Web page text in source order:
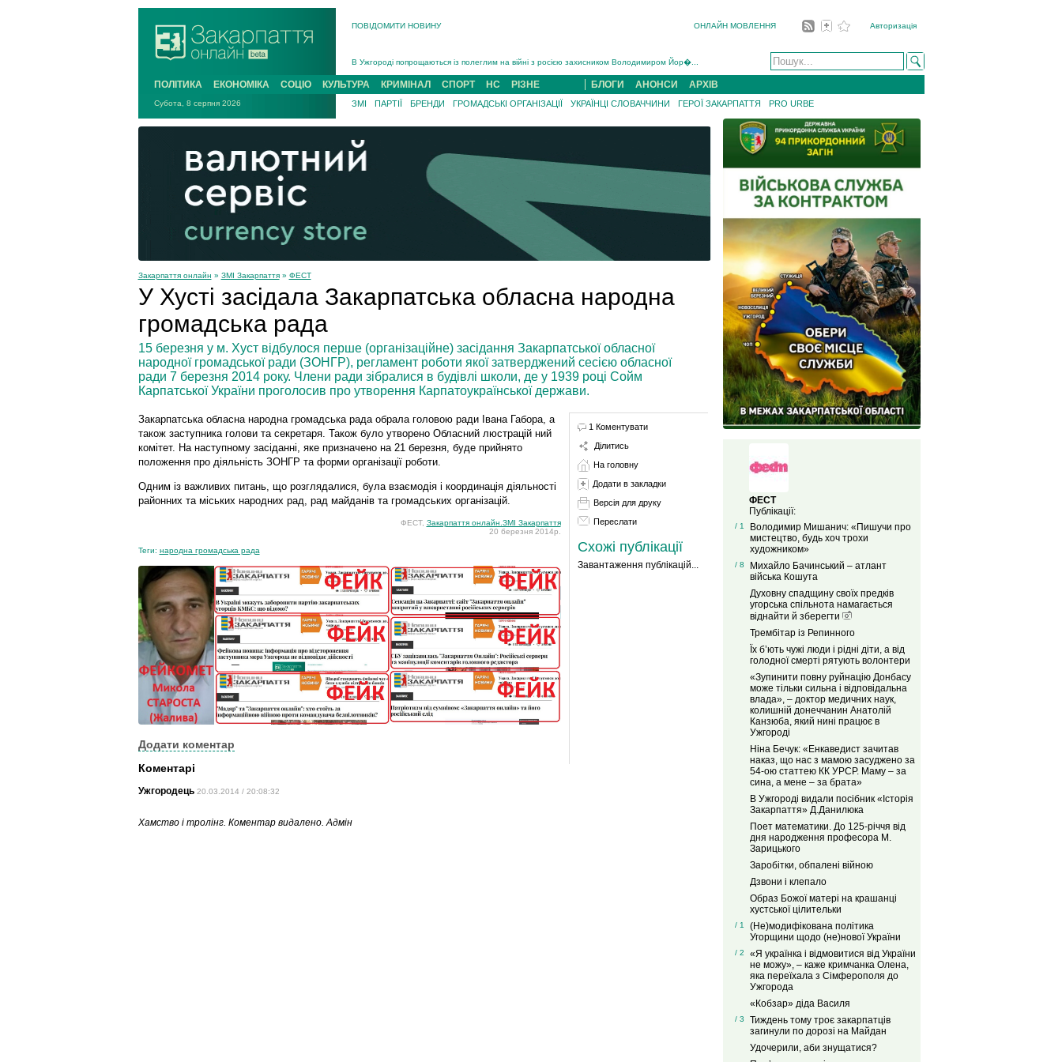
ПОВІДОМИТИ НОВИНУ ОНЛАЙН МОВЛЕННЯ Авторизація
В Ужгороді попрощаються із полеглим на війні з росією захисником Володимиром Йор�...
В Ужгороді 5 серпня попрощаються із захисником Богданом Югасом, який два роки �...
Підтвердили загибель захисника із Нанкова на Хустщині Юліана Гербея (ФОТО)[/gree...
На війні з рф поліг військовий з Виноградова Ігнат Роздяловський (ФОТО)...
На Хустщині внаслідок ДТП за участі трьох авто постраждали 13 людей (ФОТО)...
Інструктора районного ТЦК на Закарпатті судитимуть за обвинувачен...
ПОЛІТИКА ЕКОНОМІКА СОЦІО КУЛЬТУРА КРИМІНАЛ СПОРТ НС РІЗНЕ БЛОГИ АНОНСИ АРХІВ
Субота, 8 серпня 2026 ЗМІ ПАРТІЇ БРЕНДИ ГРОМАДСЬКІ ОРГАНІЗАЦІЇ УКРАЇНЦІ СЛОВАЧЧИНИ ГЕРОЇ ЗАКАРПАТТЯ PRO URBE
Закарпаття онлайн » ЗМІ Закарпаття» ФЕСТ
У Хусті засідала Закарпатська обласна народна
громадська рада
15 березня у м. Хуст відбулося перше (організаційне) засідання Закарпатської обласної
народної громадської ради (ЗОНГР), регламент роботи якої затверджений сесією обласної
ради 7 березня 2014 року. Члени ради зібралися в будівлі школи, де у 1939 році Сойм
Карпатської України проголосив про утворення Карпатоукраїнської держави.
Закарпатська обласна народна громадська рада обрала головою ради Івана Габора, а
також заступника голови та секретаря. Також було утворено Обласний люстрацій ний
комітет. На наступному засіданні, яке призначено на 21 березня, буде прийнято
положення про діяльність ЗОНГР та форми організації роботи.
Одним із важливих питань, що розглядалися, була взаємодія і координація діяльності
районних та міських народних рад, рад майданів та громадських організацій.
ФЕСТ, Закарпаття онлайн.ЗМІ Закарпаття
20 березня 2014р.
Теги: народна громадська рада
Додати коментар
Коментарі
Ужгородець 20.03.2014 / 20:08:32
Хамство і тролінг. Коментар видалено. Адмін
1 Коментувати
Ділитись
На головну
Додати в закладки
Версія для друку
Переслати
Схожі публікації
Завантаження публікацій...
ФЕСТ
Публікації:
/ 1
Володимир Мишанич: «Пишучи про
мистецтво, будь хоч трохи
художником»
/ 8
Михайло Бачинський – атлант
війська Кошута
Духовну спадщину своїх предків
угорська спільнота намагається
віднайти й зберегти
Трембітар із Репинного
Їх б’ють чужі люди і рідні діти, а від
голодної смерті рятують волонтери
«Зупинити повну руйнацію Донбасу
може тільки сильна і відповідальна
влада», – доктор медичних наук,
колишній донеччанин Анатолій
Канзюба, який нині працює в
Ужгороді
Ніна Бечук: «Енкаведист зачитав
наказ, що нас з мамою засуджено за
54-ою статтею КК УРСР. Маму – за
сина, а мене – за брата»
В Ужгороді видали посібник «Історія
Закарпаття» Д.Данилюка
Поет математики. До 125-річчя від
дня народження професора М.
Зарицького
Заробітки, обпалені війною
Дзвони і клепало
Образ Божої матері на крашанці
хустської цілительки
/ 1
(Не)модифікована політика
Угорщини щодо (не)нової України
/ 2
«Я українка і відмовитися від України
не можу», – каже кримчанка Олена,
яка переїхала з Сімферополя до
Ужгорода
«Кобзар» діда Василя
/ 3
Тиждень тому троє закарпатців
загинули по дорозі на Майдан
Удочерили, аби знущатися?